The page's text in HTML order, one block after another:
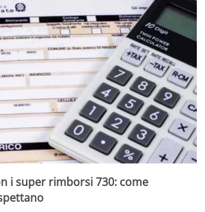
i super rimborsi 730: come